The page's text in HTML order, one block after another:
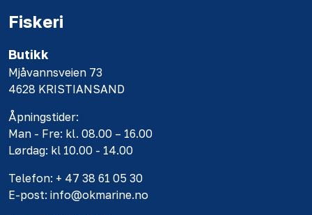
Fiskeri
Butikk
Mjåvannsveien 73
4628 KRISTIANSAND
Åpningstider:
Man - Fre: kl. 08.00 – 16.00
Lørdag: kl 10.00 - 14.00
Telefon: + 47 38 61 05 30
E-post: info@okmarine.no